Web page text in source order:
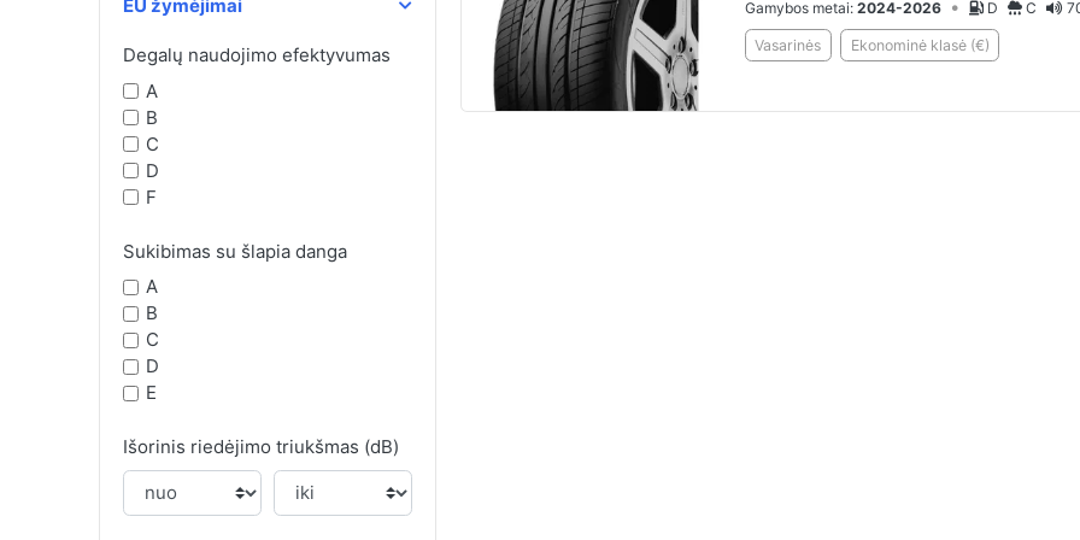
EU žymėjimai
Degalų naudojimo efektyvumas
A
B
C
D
F
Sukibimas su šlapia danga
A
B
C
D
E
Išorinis riedėjimo triukšmas (dB)
Gamybos metai: 2024-2026 • D C
Vasarinės Ekonominė klasė (€)